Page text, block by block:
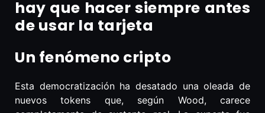
hay que hacer siempre antes
de usar la tarjeta
Un fenómeno cripto
Esta democratización ha desatado una oleada de
nuevos tokens que, según Wood, carece